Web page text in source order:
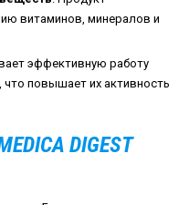
витаминов, минералов и
эффективную работу
повышает их активность
DIGEST